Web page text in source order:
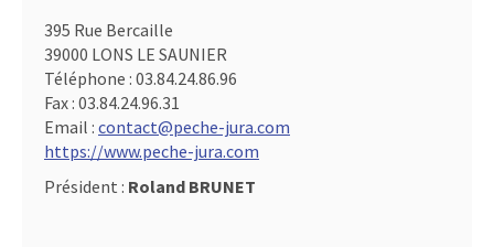
395 Rue Bercaille
39000 LONS LE SAUNIER
Téléphone : 03.84.24.86.96
Fax : 03.84.24.96.31
Email : contact@peche-jura.com
https://www.peche-jura.com
Président : Roland BRUNET